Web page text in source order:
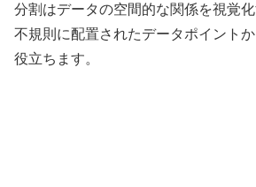
分割はデータの空間的な関係を視覚化
不規則に配置されたデータポイント
役立ちます。